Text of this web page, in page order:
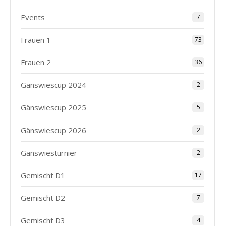
Events 7
Frauen 1 73
Frauen 2 36
Gänswiescup 2024 2
Gänswiescup 2025 5
Gänswiescup 2026 2
Gänswiesturnier 2
Gemischt D1 17
Gemischt D2 7
Gemischt D3 4